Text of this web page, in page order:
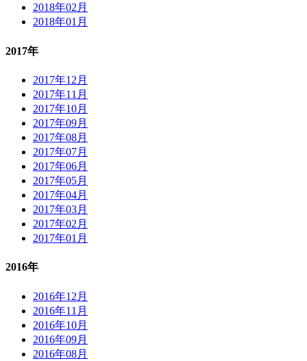
2018年02月
2018年01月
2017年
2017年12月
2017年11月
2017年10月
2017年09月
2017年08月
2017年07月
2017年06月
2017年05月
2017年04月
2017年03月
2017年02月
2017年01月
2016年
2016年12月
2016年11月
2016年10月
2016年09月
2016年08月